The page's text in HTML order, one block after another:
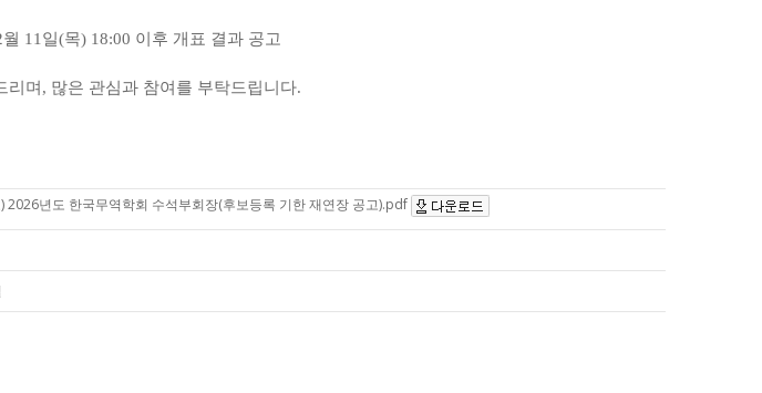
월 11 일(목) 18:00 이후 개표 결과 공고
리며 , 많은 관심과 참여를 부탁드립니다.
2026년도 한국무역학회 수석부회장(후보등록 기한 재연장 공고).pdf